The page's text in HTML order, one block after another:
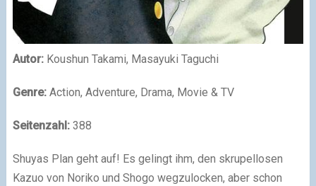
Autor:Koushun Takami, Masayuki Taguchi
Genre:Action, Adventure, Drama, Movie & TV
Seitenzahl:388
Shuyas Plan geht auf! Es gelingt ihm, den skrupellosen
Kazuo von Noriko und Shogo wegzulocken, aber schon